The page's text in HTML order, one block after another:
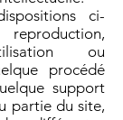
ci-
ou
procédé
support
partie du site,